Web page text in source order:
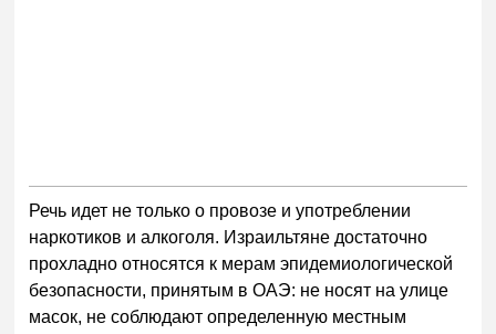
Речь идет не только о провозе и употреблении
наркотиков и алкоголя. Израильтяне достаточно
прохладно относятся к мерам эпидемиологической
безопасности, принятым в ОАЭ: не носят на улице
масок, не соблюдают определенную местным